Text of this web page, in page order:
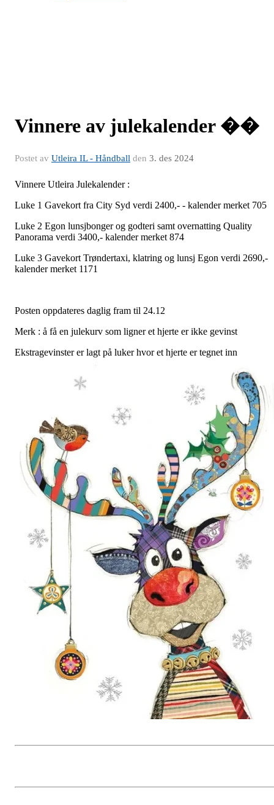
Vinnere av julekalender ��
Postet av Utleira IL - Håndball den 3. des 2024
Vinnere Utleira Julekalender :
Luke 1 Gavekort fra City Syd verdi 2400,- - kalender merket 705
Luke 2 Egon lunsjbonger og godteri samt overnatting Quality
Panorama verdi 3400,- kalender merket 874
Luke 3 Gavekort Trøndertaxi, klatring og lunsj Egon verdi 2690,-
kalender merket 1171
Posten oppdateres daglig fram til 24.12
Merk : å få en julekurv som ligner et hjerte er ikke gevinst
Ekstragevinster er lagt på luker hvor et hjerte er tegnet inn